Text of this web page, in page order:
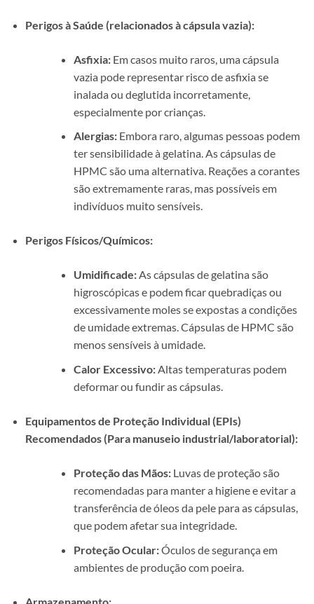
Perigos à Saúde (relacionados à cápsula vazia):
Asfixia:Em casos muito raros, uma cápsula
vazia pode representar risco de asfixia se
inalada ou deglutida incorretamente,
especialmente por crianças.
Alergias:Embora raro, algumas pessoas podem
ter sensibilidade à gelatina. As cápsulas de
HPMC são uma alternativa. Reações a corantes
são extremamente raras, mas possíveis em
indivíduos muito sensíveis.
Perigos Físicos/Químicos:
Umidificade:As cápsulas de gelatina são
higroscópicas e podem ficar quebradiças ou
excessivamente moles se expostas a condições
de umidade extremas. Cápsulas de HPMC são
menos sensíveis à umidade.
Calor Excessivo:Altas temperaturas podem
deformar ou fundir as cápsulas.
Equipamentos de Proteção Individual (EPIs)
Recomendados (Para manuseio industrial/laboratorial):
Proteção das Mãos:Luvas de proteção são
recomendadas para manter a higiene e evitar a
transferência de óleos da pele para as cápsulas,
que podem afetar sua integridade.
Proteção Ocular:Óculos de segurança em
ambientes de produção com poeira.
Armazenamento: